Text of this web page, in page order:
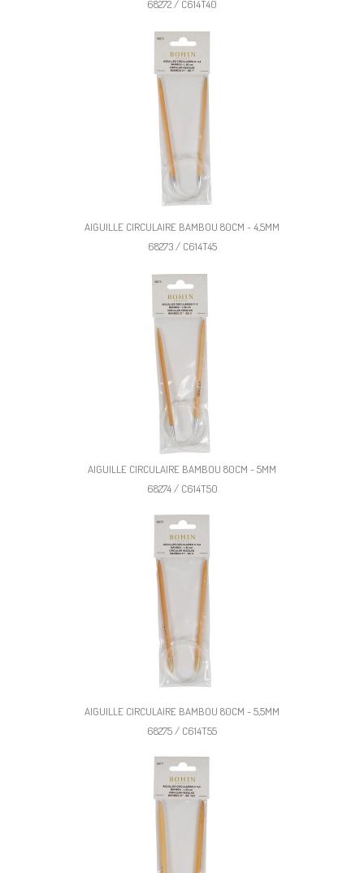
68272 / C614T40
AIGUILLE CIRCULAIRE BAMBOU 80CM - 4,5MM
68273 / C614T45
AIGUILLE CIRCULAIRE BAMBOU 80CM - 5MM
68274 / C614T50
AIGUILLE CIRCULAIRE BAMBOU 80CM - 5,5MM
68275 / C614T55